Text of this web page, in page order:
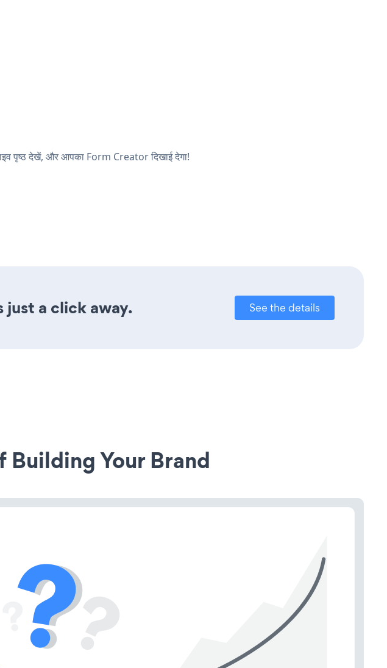
पृष्ठ देखें, और आपका Form Creator दिखाई देगा!
just a click away. See the details
Building Your Brand